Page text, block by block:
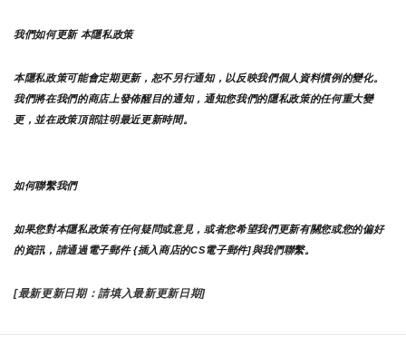
我們如何更新 本隱私政策
本隱私政策可能會定期更新，恕不另行通知，以反映我們個人資料慣例的變化。
我們將在我們的商店上發佈醒目的通知，通知您我們的隱私政策的任何重大變
更，並在政策頂部註明最近更新時間。
如何聯繫我們
如果您對本隱私政策有任何疑問或意見，或者您希望我們更新有關您或您的偏好
的資訊，請通過電子郵件 {插入商店的CS電子郵件]與我們聯繫。
[最新更新日期：請填入最新更新日期]